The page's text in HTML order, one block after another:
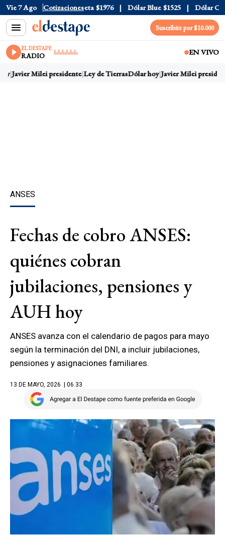
Vie 7 Ago Cotizaciones
$1520 Dólar Tarjeta $1976 Dólar Blue $1525 Dólar CCL
Suscribite por $10.000
EL DESTAPE
RADIO EN VIVO
Javier Milei presidente Ley de TierrasDólar hoy Javier Milei
ANSES
Fechas de cobro ANSES:
quiénes cobran
jubilaciones, pensiones y
AUH hoy
ANSES avanza con el calendario de pagos para mayo
según la terminación del DNI, a incluir jubilaciones,
pensiones y asignaciones familiares.
13 DE MAYO, 2026 | 06.33